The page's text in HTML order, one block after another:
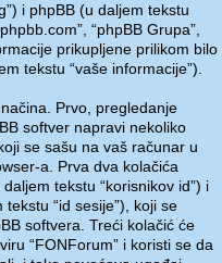
i phpBB (u daljem tekstu
“phpBB Grupa”,
prikupljene prilikom bilo
tekstu “vaše informacije”).
Prvo, pregledanje
softver napravi nekoliko
se sašu na vaš računar u
a. Prva dva kolačića
tekstu “korisnikov id”) i
“id sesije”), koji se
softvera. Treći kolačić će
“FONForum” i koristi se da